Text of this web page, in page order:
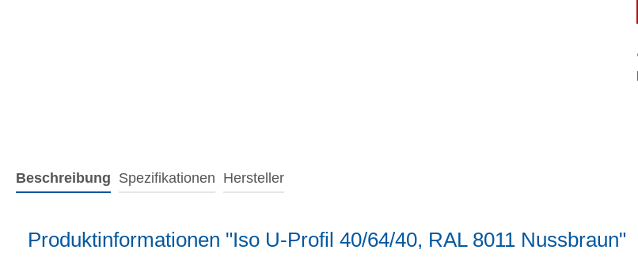
Beschreibung Spezifikationen Hersteller
Produktinformationen "Iso U-Profil 40/64/40, RAL 8011 Nussbraun"